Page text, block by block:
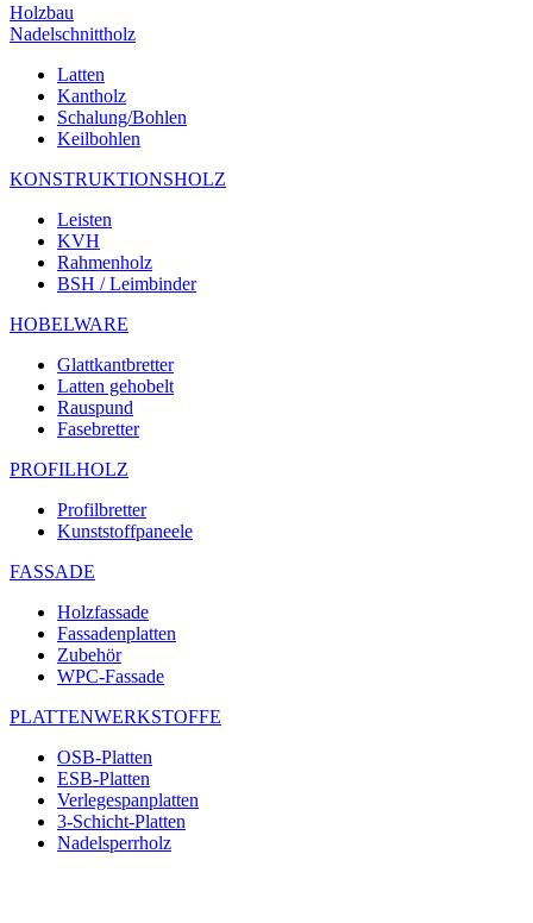
Holzbau
Nadelschnittholz
Latten
Kantholz
Schalung/Bohlen
Keilbohlen
KONSTRUKTIONSHOLZ
Leisten
KVH
Rahmenholz
BSH / Leimbinder
HOBELWARE
Glattkantbretter
Latten gehobelt
Rauspund
Fasebretter
PROFILHOLZ
Profilbretter
Kunststoffpaneele
FASSADE
Holzfassade
Fassadenplatten
Zubehör
WPC-Fassade
PLATTENWERKSTOFFE
OSB-Platten
ESB-Platten
Verlegespanplatten
3-Schicht-Platten
Nadelsperrholz